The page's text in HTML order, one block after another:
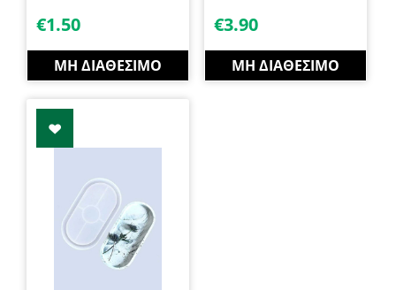
€1.50
ΜΗ ΔΙΑΘΈΣΙΜΟ
€3.90
ΜΗ ΔΙΑΘΈΣΙΜΟ